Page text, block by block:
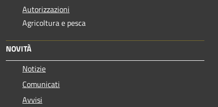
Autorizzazioni
Agricoltura e pesca
NOVITÀ
Notizie
Comunicati
Avvisi